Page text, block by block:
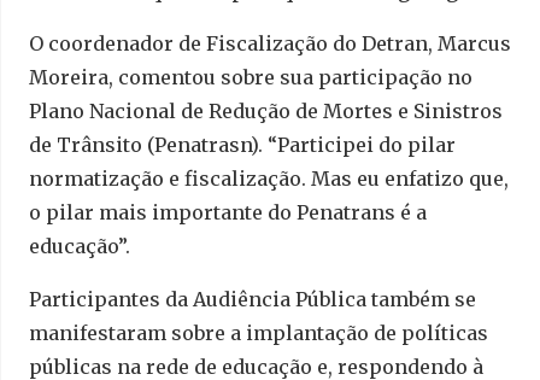
O coordenador de Fiscalização do Detran, Marcus
Moreira, comentou sobre sua participação no
Plano Nacional de Redução de Mortes e Sinistros
de Trânsito (Penatrasn). “Participei do pilar
normatização e fiscalização. Mas eu enfatizo que,
o pilar mais importante do Penatrans é a
educação”.
Participantes da Audiência Pública também se
manifestaram sobre a implantação de políticas
públicas na rede de educação e, respondendo à